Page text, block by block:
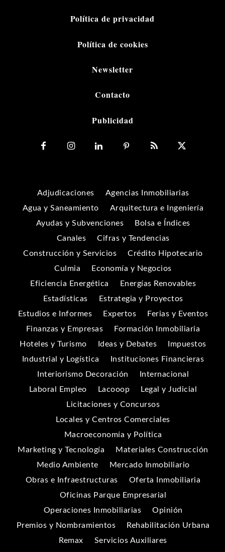
Política de privacidad
Política de cookies
Newsletter
Contacto
Publicidad
Adjudicaciones
Agencias Inmobiliarias
Agua y Saneamiento
Arquitectura e Ingeniería
Ayudas y Subvenciones
Bolsa e Índices
Canales
Cifras y Tendencias
Construcción y Servicios
Crédito Hipotecario
Culmia
Economía y Negocios
Eficiencia Energética
Energías Renovables
Estadísticas
Estrategia y Proyectos
Estudios e Informes
Expertos
Ferias y Eventos
Finanzas y Empresas
Formación Inmobiliaria
Hoteles y Turismo
Ideas y Debates
Impuestos
Industrial y Logística
Instituciones Financieras
Interiorismo Decoración
Internacional
Laboral Empleo
Lacooop
Legal y Judicial
Licitaciones y Concursos
Locales y Centros Comerciales
Macroeconomía y Política
Marketing y Tecnología
Materiales Construcción
Medio Ambiente
Mercado Inmobiliario
Obras e Infraestructuras
Oferta Inmobiliaria
Oficinas Parque Empresarial
Operaciones Inmobiliarias
Opinión
Premios y Nombramientos
Rehabilitación Urbana
Remax
Servicios Auxiliares